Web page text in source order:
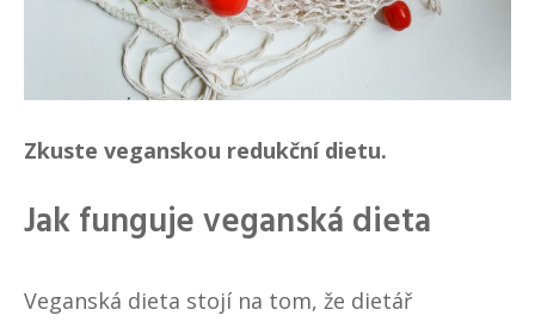
Zkuste veganskou redukční dietu.
Jak funguje veganská dieta
Veganská dieta stojí na tom, že dietář